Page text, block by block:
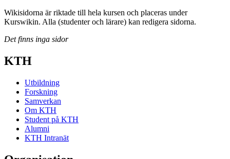
Wikisidorna är riktade till hela kursen och placeras under
Kurswikin. Alla (studenter och lärare) kan redigera sidorna.
Det finns inga sidor
KTH
Utbildning
Forskning
Samverkan
Om KTH
Student på KTH
Alumni
KTH Intranät